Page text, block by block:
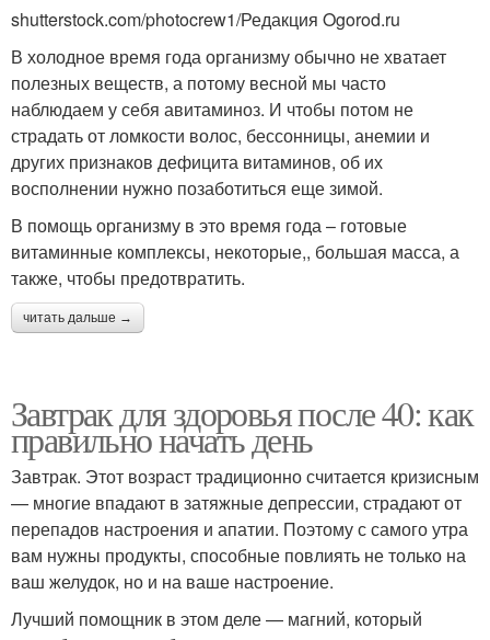
shutterstock.com/photocrew1/Редакция Ogorod.ru
В холодное время года организму обычно не хватает
полезных веществ, а потому весной мы часто
наблюдаем у себя авитаминоз. И чтобы потом не
страдать от ломкости волос, бессонницы, анемии и
других признаков дефицита витаминов, об их
восполнении нужно позаботиться еще зимой.
В помощь организму в это время года – готовые
витаминные комплексы, некоторые,, большая масса, а
также, чтобы предотвратить.
читать дальше →
Завтрак для здоровья после 40: как
правильно начать день
Завтрак. Этот возраст традиционно считается кризисным
— многие впадают в затяжные депрессии, страдают от
перепадов настроения и апатии. Поэтому с самого утра
вам нужны продукты, способные повлиять не только на
ваш желудок, но и на ваше настроение.
Лучший помощник в этом деле — магний, который